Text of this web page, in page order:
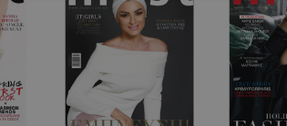
απαραίτητα Απόδοσης Στόχευσης
cookies επιτρέπουν βασικές λειτουργίες του
Ο ιστότοπος δεν μπορεί να χρησιμοποιηθεί
Προμηθευτής
Πεδίο